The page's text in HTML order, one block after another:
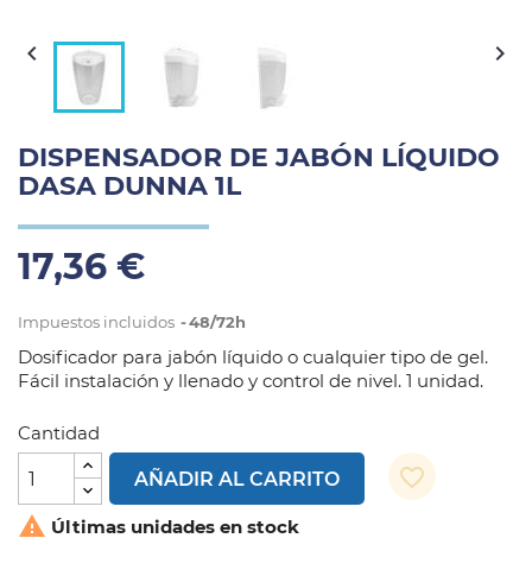
 
DISPENSADOR DE JABÓN LÍQUIDO
DASA DUNNA 1L
17,36 €
Impuestos incluidos 48/72h
Dosificador para jabón líquido o cualquier tipo de gel.
Fácil instalación y llenado y control de nivel. 1 unidad.
Cantidad
AÑADIR AL CARRITO
favorite_border
 Últimas unidades en stock